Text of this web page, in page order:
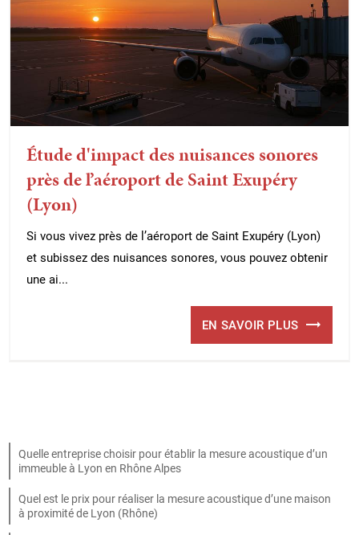
Étude d'impact des nuisances sonores
près de l’aéroport de Saint Exupéry
(Lyon)
Si vous vivez près de l’aéroport de Saint Exupéry (Lyon)
et subissez des nuisances sonores, vous pouvez obtenir
une ai...
EN SAVOIR PLUS
Quelle entreprise choisir pour établir la mesure acoustique d’un
immeuble à Lyon en Rhône Alpes
Quel est le prix pour réaliser la mesure acoustique d’une maison
à proximité de Lyon (Rhône)